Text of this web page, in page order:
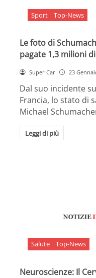
Sport Top-News
Le foto di
pagate 1,3 milioni
Super Car 23
Dal suo incidente
Francia, lo stato di
Michael
Leggi di più
Salute Top-News
Neuroscienze: Il